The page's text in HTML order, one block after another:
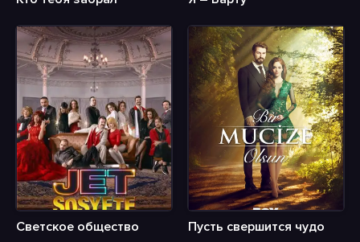
Светское общество Пусть свершится чудо